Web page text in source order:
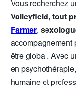
Vous recherchez
Valleyfield, tout
Farmer,
accompagnement
être global. Avec
en
humaine et